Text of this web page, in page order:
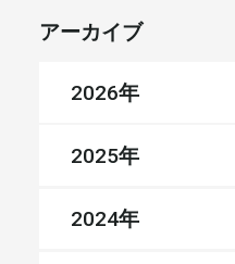
アーカイブ
2026年
2025年
2024年